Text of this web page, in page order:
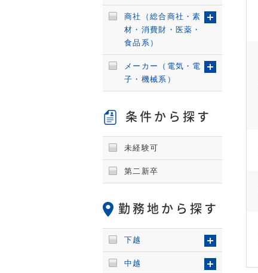
商社（総合商社・素
材・消費財・医薬・
食品系）
メーカー（電気・電
子・機械系）
条件から探す
未経験可
第二新卒
勤務地から探す
下越
中越